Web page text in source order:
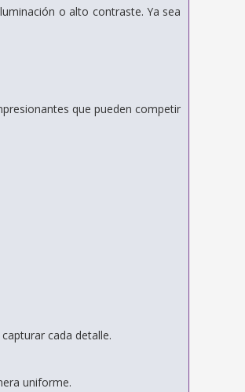
o alto contraste. Ya sea
que pueden competir
cada detalle.
uniforme.